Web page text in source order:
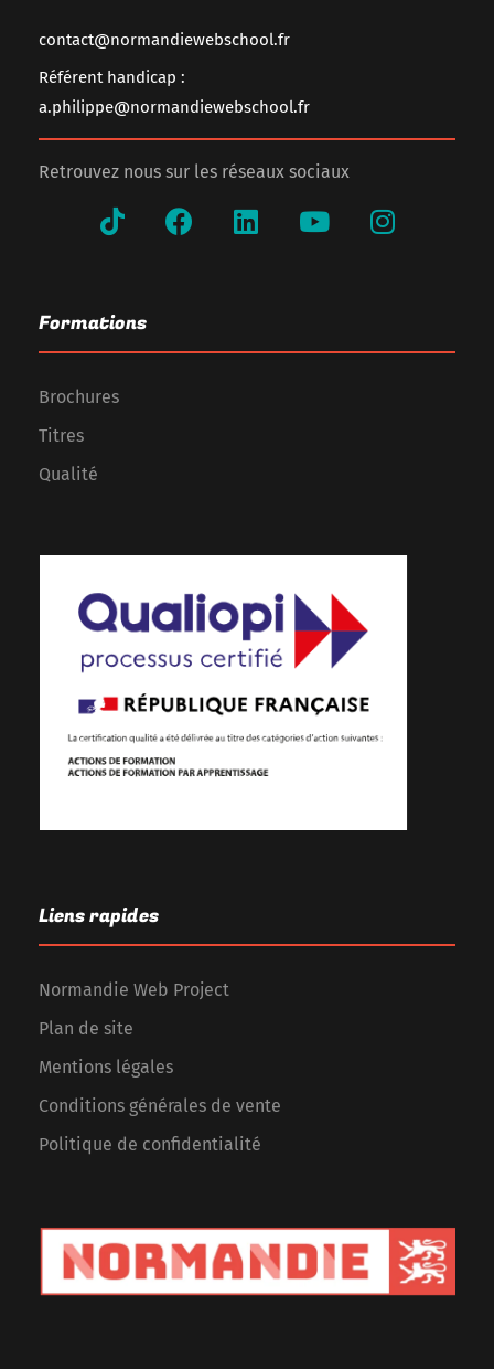
contact@normandiewebschool.fr
Référent handicap :
a.philippe@normandiewebschool.fr
Retrouvez nous sur les réseaux sociaux
Formations
Brochures
Titres
Qualité
Liens rapides
Normandie Web Project
Plan de site
Mentions légales
Conditions générales de vente
Politique de confidentialité